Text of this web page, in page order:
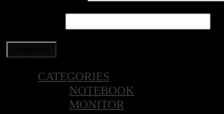
CATEGORIES
NOTEBOOK
MONITOR